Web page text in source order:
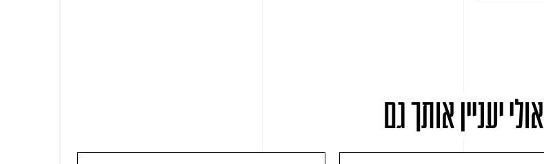
אולי יעניין אותך גם